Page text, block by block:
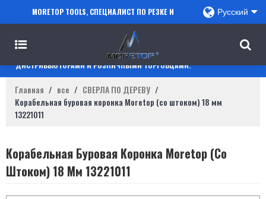
MORETOP TOOLS, СПЕЦИАЛИСТ ПО РЕЗКЕ И
СВЕРЛЕНИЮ, СОТРУДНИЧАЕТ С ПРОДАВЦАМИ
AMAZON, РЕГИОНАЛЬНЫМИ ОПТОВИКАМИ,
ДИСТРИБЬЮТОРАМИ И РОЗНИЧНЫМИ ТОРГОВЦАМИ.
Русский
Главная / все / СВЕРЛА ПО ДЕРЕВУ /
Корабельная буровая коронка Moretop (со штоком) 18 мм
13221011
Корабельная Буровая Коронка Moretop (со
Штоком) 18 Мм 13221011